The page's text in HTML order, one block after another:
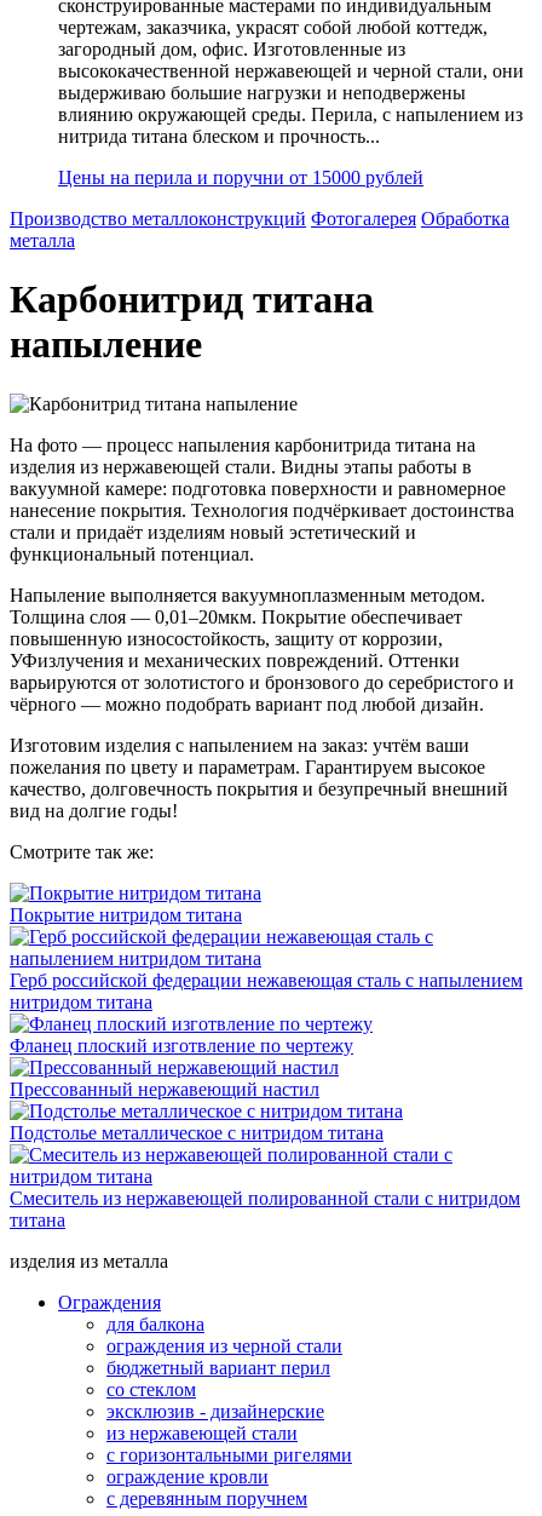
сконструированные мастерами по индивидуальным
чертежам, заказчика, украсят собой любой коттедж,
загородный дом, офис. Изготовленные из
высококачественной нержавеющей и черной стали, они
выдерживаю большие нагрузки и неподвержены
влиянию окружающей среды. Перила, с напылением из
нитрида титана блеском и прочность...
Цены на перила и поручни от 15000 рублей
Производство металлоконструкций Фотогалерея Обработка
металла
Карбонитрид титана
напыление
На фото — процесс напыления карбонитрида титана на
изделия из нержавеющей стали. Видны этапы работы в
вакуумной камере: подготовка поверхности и равномерное
нанесение покрытия. Технология подчёркивает достоинства
стали и придаёт изделиям новый эстетический и
функциональный потенциал.
Напыление выполняется вакуумноплазменным методом.
Толщина слоя — 0,01–20мкм. Покрытие обеспечивает
повышенную износостойкость, защиту от коррозии,
УФизлучения и механических повреждений. Оттенки
варьируются от золотистого и бронзового до серебристого и
чёрного — можно подобрать вариант под любой дизайн.
Изготовим изделия с напылением на заказ: учтём ваши
пожелания по цвету и параметрам. Гарантируем высокое
качество, долговечность покрытия и безупречный внешний
вид на долгие годы!
Смотрите так же:
Покрытие нитридом титана
Герб российской федерации нежавеющая сталь с напылением
нитридом титана
Фланец плоский изготвление по чертежу
Прессованный нержавеющий настил
Подстолье металлическое с нитридом титана
Смеситель из нержавеющей полированной стали с нитридом
титана
изделия из металла
Ограждения
для балкона
ограждения из черной стали
бюджетный вариант перил
со стеклом
эксклюзив - дизайнерские
из нержавеющей стали
с горизонтальными ригелями
ограждение кровли
с деревянным поручнем